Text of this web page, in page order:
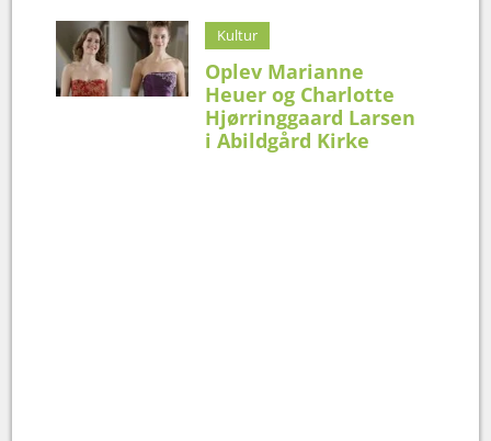
Kultur
Oplev Marianne
Heuer og Charlotte
Hjørringgaard Larsen
i Abildgård Kirke